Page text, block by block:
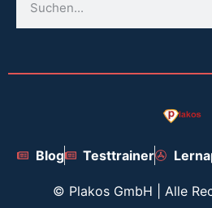
Blog Testtrainer
© Plakos GmbH | Alle